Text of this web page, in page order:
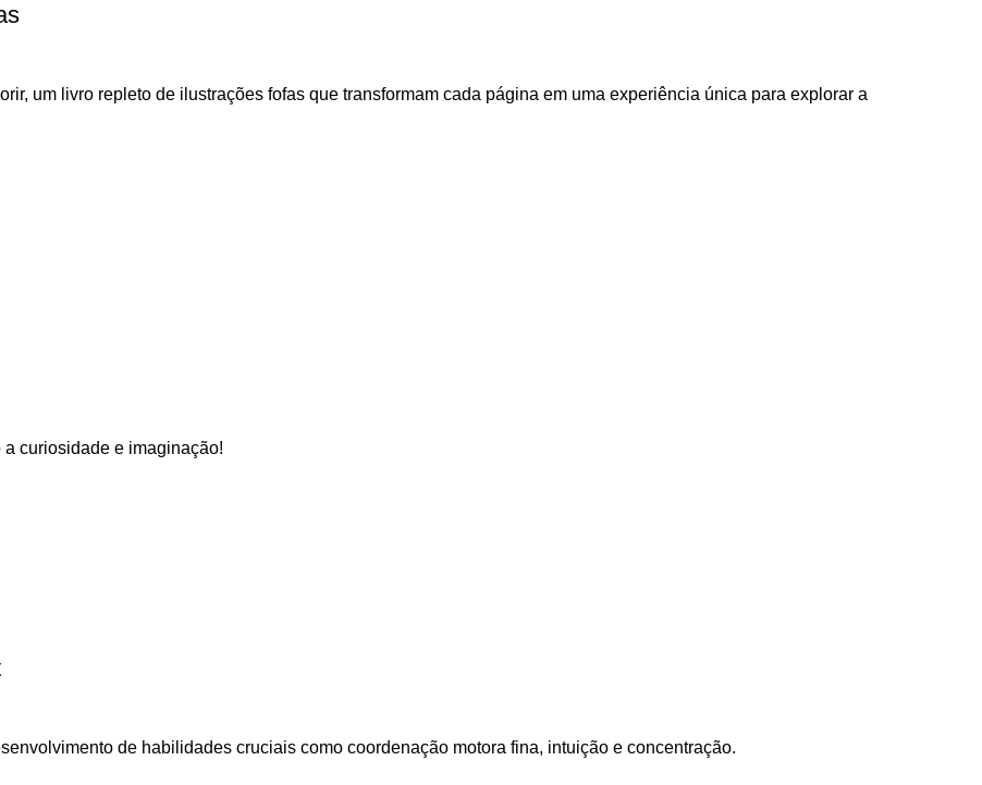
um livro repleto de ilustrações fofas que transformam cada página em uma experiência única para explorar a
curiosidade e imaginação!
de habilidades cruciais como coordenação motora fina, intuição e concentração.